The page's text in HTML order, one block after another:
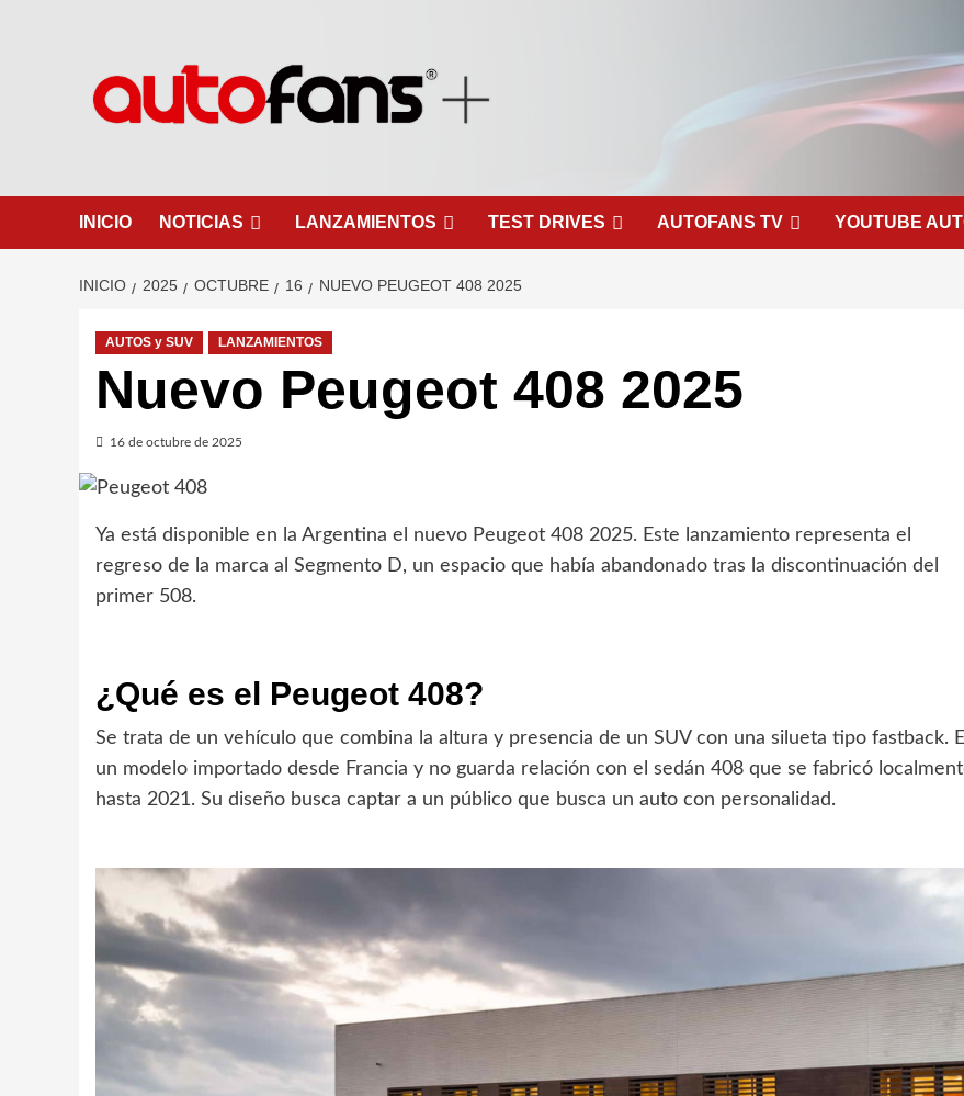
INICIO NOTICIAS LANZAMIENTOS TEST DRIVES AUTOFANS TV YOUTUBE
INICIO 2025 OCTUBRE 16 NUEVO PEUGEOT 408 2025
AUTOS y SUV LANZAMIENTOS
Nuevo Peugeot 408 2025
16 de octubre de 2025
Ya está disponible en la Argentina el nuevo Peugeot 408 2025. Este lanzamiento representa el
regreso de la marca al Segmento D, un espacio que había abandonado tras la discontinuación del
primer 508.
¿Qué es el Peugeot 408?
Se trata de un vehículo que combina la altura y presencia de un SUV con una silueta tipo fastback.
un modelo importado desde Francia y no guarda relación con el sedán 408 que se fabricó
hasta 2021. Su diseño busca captar a un público que busca un auto con personalidad.